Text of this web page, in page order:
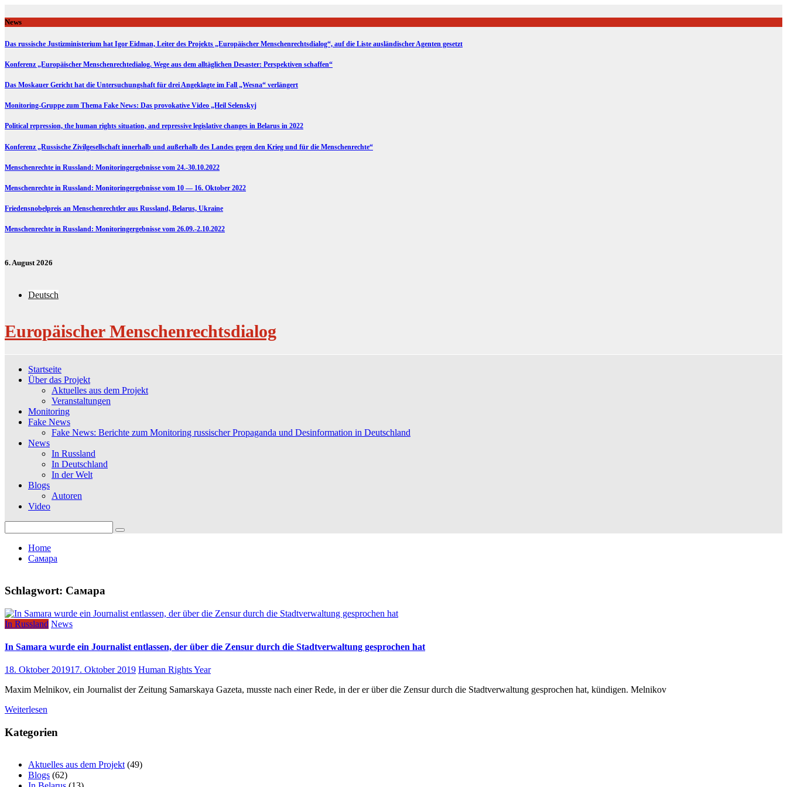
to
content
News
Das russische Justizministerium hat Igor Eidman, Leiter des Projekts „Europäischer Menschenrechtsdialog“, auf die Liste ausländischer Agenten gesetzt
Konferenz „Europäischer Menschenrechtedialog. Wege aus dem alltäglichen Desaster: Perspektiven schaffen“
Das Moskauer Gericht hat die Untersuchungshaft für drei Angeklagte im Fall „Wesna“ verlängert
Monitoring-Gruppe zum Thema Fake News: Das provokative Video „Heil Selenskyj
Political repression, the human rights situation, and repressive legislative changes in Belarus in 2022
Konferenz „Russische Zivilgesellschaft innerhalb und außerhalb des Landes gegen den Krieg und für die Menschenrechte“
Menschenrechte in Russland: Monitoringergebnisse vom 24.-30.10.2022
Menschenrechte in Russland: Monitoringergebnisse vom 10 — 16. Oktober 2022
Friedensnobelpreis an Menschenrechtler aus Russland, Belarus, Ukraine
Menschenrechte in Russland: Monitoringergebnisse vom 26.09.-2.10.2022
6. August 2026
Deutsch
Europäischer Menschenrechtsdialog
Startseite
Über das Projekt
Aktuelles aus dem Projekt
Veranstaltungen
Monitoring
Fake News
Fake News: Berichte zum Monitoring russischer Propaganda und Desinformation in Deutschland
News
In Russland
In Deutschland
In der Welt
Blogs
Autoren
Video
for:
Home
Самара
Schlagwort: Самара
In Russland News
In Samara wurde ein Journalist entlassen, der über die Zensur durch die Stadtverwaltung gesprochen hat
18. Oktober 201917. Oktober 2019 Human Rights Year
Maxim Melnikov, ein Journalist der Zeitung Samarskaya Gazeta, musste nach einer Rede, in der er über die Zensur durch die Stadtverwaltung gesprochen hat, kündigen. Melnikov
Weiterlesen
Kategorien
Aktuelles aus dem Projekt (49)
Blogs (62)